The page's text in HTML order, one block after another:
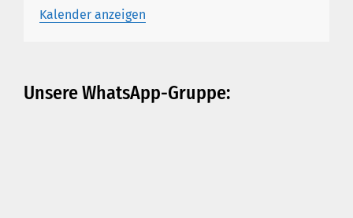
Kalender anzeigen
Unsere WhatsApp-Gruppe: